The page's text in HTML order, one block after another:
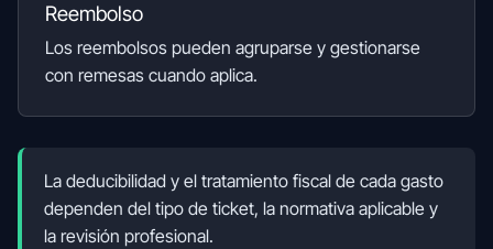
Reembolso
Los reembolsos pueden agruparse y gestionarse
con remesas cuando aplica.
La deducibilidad y el tratamiento fiscal de cada gasto
dependen del tipo de ticket, la normativa aplicable y
la revisión profesional.